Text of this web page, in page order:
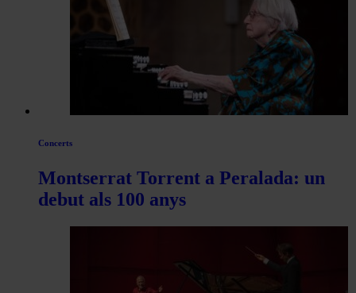
Concerts
Montserrat Torrent a Peralada: un
debut als 100 anys